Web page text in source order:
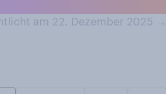
am 22. Dezember 2025 →